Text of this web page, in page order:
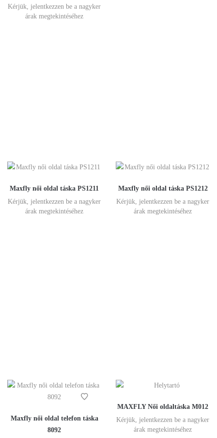
Kérjük, jelentkezzen be a nagyker
árak megtekintéséhez
Maxfly női oldal táska PS1211
Kérjük, jelentkezzen be a nagyker
árak megtekintéséhez
Maxfly női oldal táska PS1212
Kérjük, jelentkezzen be a nagyker
árak megtekintéséhez
Maxfly női oldal telefon táska
8092
MAXFLY Női oldaltáska M012
Kérjük, jelentkezzen be a nagyker
árak megtekintéséhez